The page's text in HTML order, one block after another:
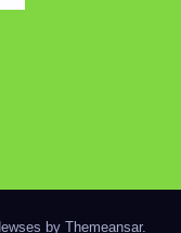
by Themeansar.